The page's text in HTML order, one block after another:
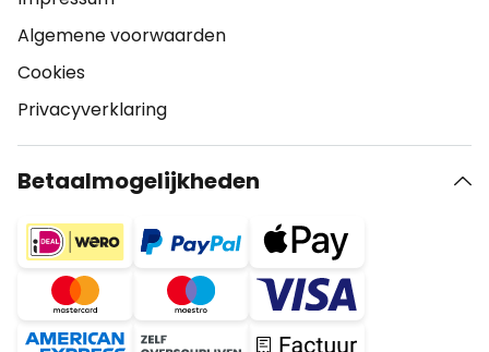
Algemene voorwaarden
Cookies
Privacyverklaring
Betaalmogelijkheden